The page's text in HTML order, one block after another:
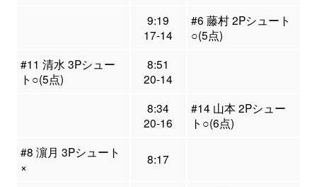
9:19
17-14
#6 藤村 2Pシュート
○(5点)
#11 清水 3Pシュー
ト○(5点)
8:51
20-14
8:34
20-16
#14 山本 2Pシュー
ト○(6点)
#8 濵月 3Pシュート
×
8:17